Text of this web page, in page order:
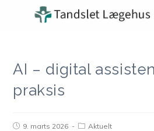
AI – digital
praksis
9. marts 2026 Aktuelt